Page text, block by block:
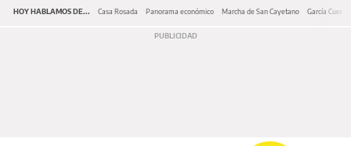
HOY HABLAMOS DE... Casa Rosada Panorama económico Marcha de San Cayetano García Cuerva